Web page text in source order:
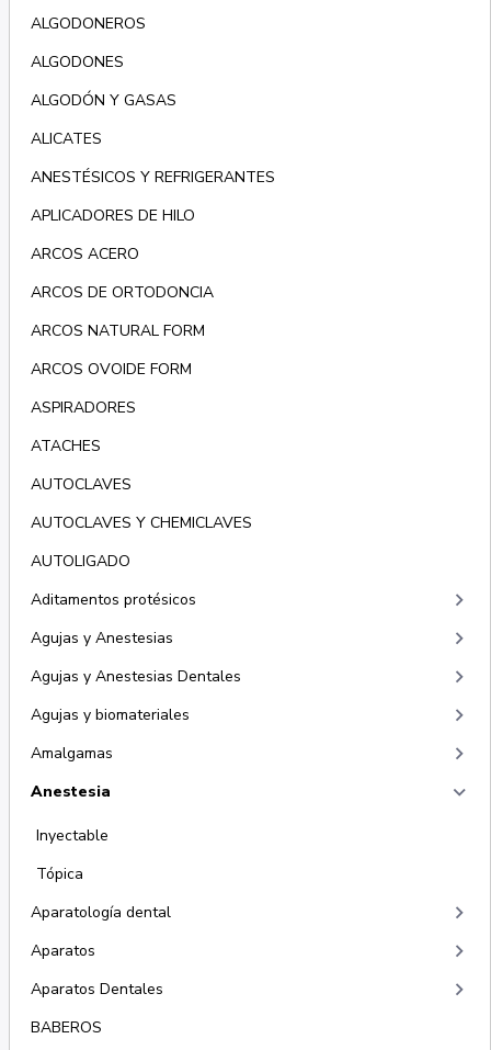
ALGODONEROS
ALGODONES
ALGODÓN Y GASAS
ALICATES
ANESTÉSICOS Y REFRIGERANTES
APLICADORES DE HILO
ARCOS ACERO
ARCOS DE ORTODONCIA
ARCOS NATURAL FORM
ARCOS OVOIDE FORM
ASPIRADORES
ATACHES
AUTOCLAVES
AUTOCLAVES Y CHEMICLAVES
AUTOLIGADO
Aditamentos protésicos
keyboard_arrow_right
Agujas y Anestesias keyboard_arrow_right
Agujas y Anestesias Dentales keyboard_arrow_right
Agujas y biomateriales keyboard_arrow_right
Amalgamas keyboard_arrow_right
Anestesia keyboard_arrow_right
Inyectable
Tópica
Aparatología dental
keyboard_arrow_right
Aparatos keyboard_arrow_right
Aparatos Dentales keyboard_arrow_right
BABEROS